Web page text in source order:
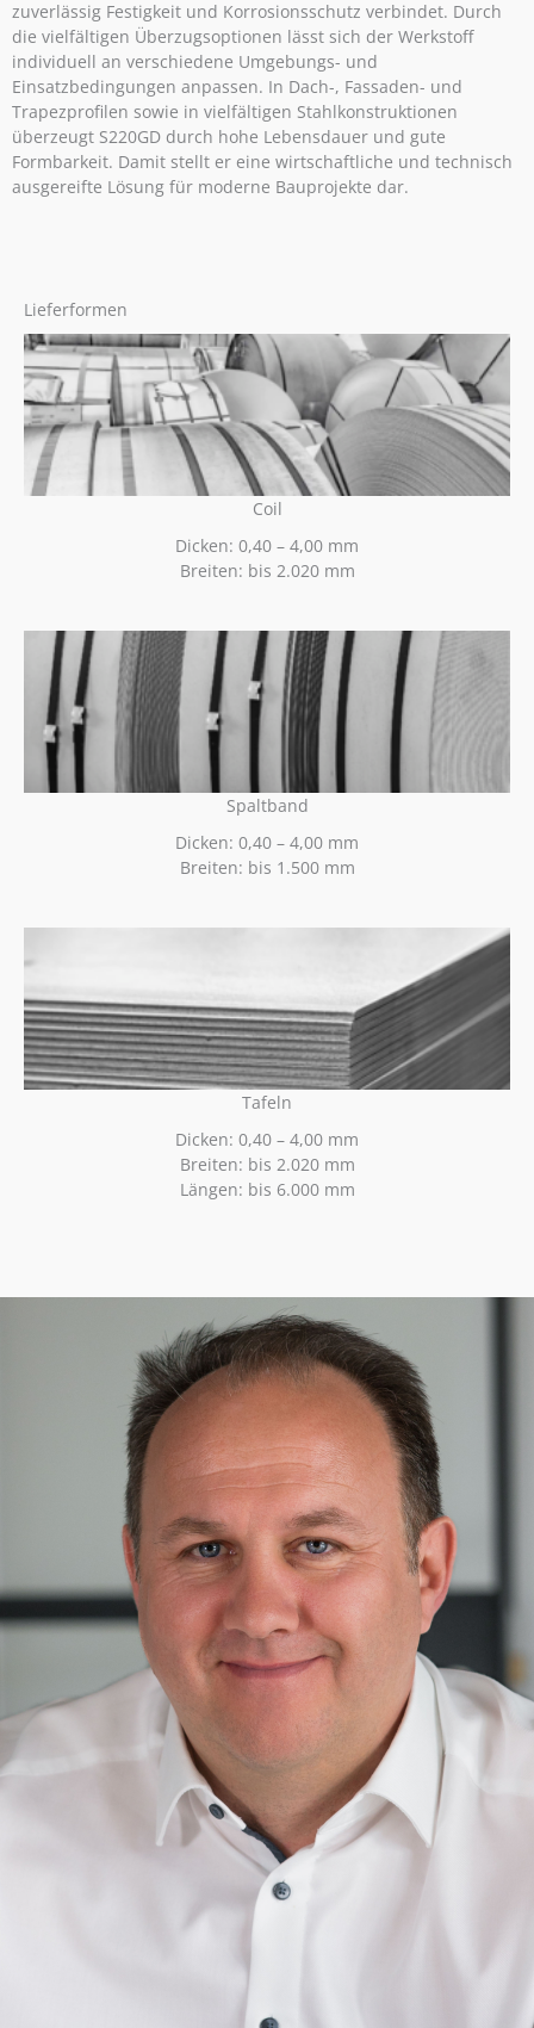
zuverlässig Festigkeit und Korrosionsschutz verbindet. Durch
die vielfältigen Überzugsoptionen lässt sich der Werkstoff
individuell an verschiedene Umgebungs- und
Einsatzbedingungen anpassen. In Dach-, Fassaden- und
Trapezprofilen sowie in vielfältigen Stahlkonstruktionen
überzeugt S220GD durch hohe Lebensdauer und gute
Formbarkeit. Damit stellt er eine wirtschaftliche und technisch
ausgereifte Lösung für moderne Bauprojekte dar.
Lieferformen
Coil
Dicken: 0,40 – 4,00 mm
Breiten: bis 2.020 mm
Spaltband
Dicken: 0,40 – 4,00 mm
Breiten: bis 1.500 mm
Tafeln
Dicken: 0,40 – 4,00 mm
Breiten: bis 2.020 mm
Längen: bis 6.000 mm